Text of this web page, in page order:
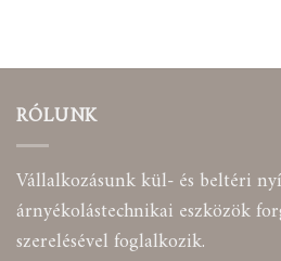
RÓLUNK
Vállalkozásunk kül- és beltéri
árnyékolástechnikai eszközök
szerelésével foglalkozik.